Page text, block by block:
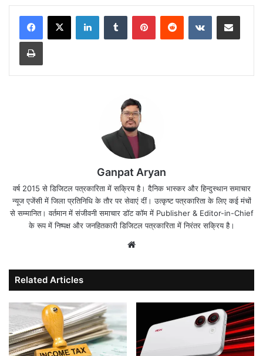
LinkedInTumblr PinterestReddit VKontakteShare via Email
Print
Ganpat Aryan
वर्ष 2015 से डिजिटल पत्रकारिता में सक्रिय है। दैनिक भास्कर और हिन्दुस्थान समाचार
न्यूज एजेंसी में जिला प्रतिनिधि के तौर पर सेवाएं दीं। उत्कृष्ट पत्रकारिता के लिए कई मंचों
से सम्मानित। वर्तमान में संजीवनी समाचार डॉट कॉम में Publisher & Editor-in-Chief
के रूप में निष्पक्ष और जनहितकारी डिजिटल पत्रकारिता में निरंतर सक्रिय है।
Related Articles